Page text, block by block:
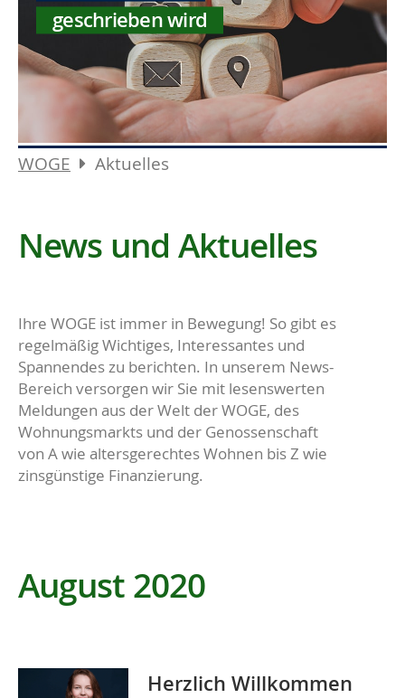
geschrieben wird
WOGE Aktuelles
News und Aktuelles
Ihre WOGE ist immer in Bewegung! So gibt es
regelmäßig Wichtiges, Interessantes und
Spannendes zu berichten. In unserem News-
Bereich versorgen wir Sie mit lesenswerten
Meldungen aus der Welt der WOGE, des
Wohnungsmarkts und der Genossenschaft
von A wie altersgerechtes Wohnen bis Z wie
zinsgünstige Finanzierung.
August 2020
Herzlich Willkommen